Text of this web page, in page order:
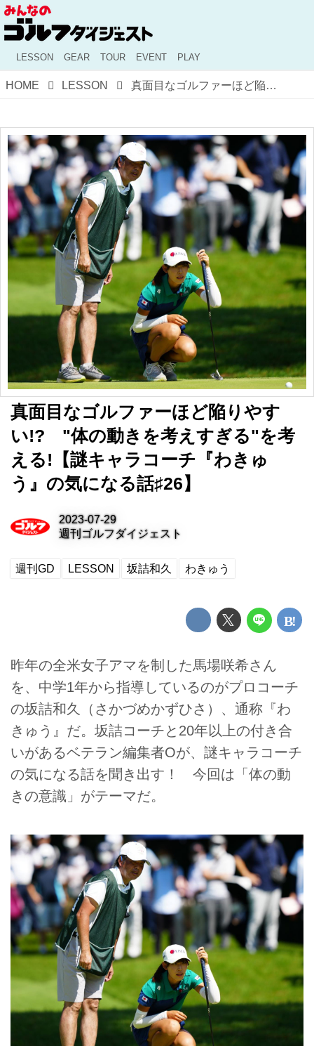
LESSON GEAR TOUR EVENT PLAY
HOME LESSON 真面目なゴルファーほど陥りやすい!? "体の動きを考えすぎる"を考える!【謎キャラコーチ『わきゅう』の気になる話♯26】
真面目なゴルファーほど陥りやす
い!? "体の動きを考えすぎる"を考
える!【謎キャラコーチ『わきゅ
う』の気になる話♯26】
2023-07-29
週刊ゴルフダイジェスト
週刊GD LESSON 坂詰和久 わきゅう
昨年の全米女子アマを制した馬場咲希さん
を、中学1年から指導しているのがプロコーチ
の坂詰和久（さかづめかずひさ）、通称『わ
きゅう』だ。坂詰コーチと20年以上の付き合
いがあるベテラン編集者Oが、謎キャラコーチ
の気になる話を聞き出す！ 今回は「体の動
きの意識」がテーマだ。